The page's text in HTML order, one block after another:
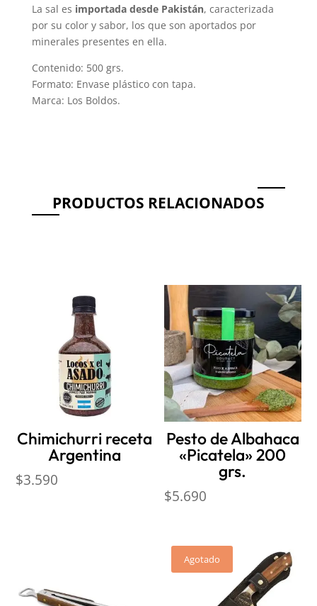
La sal es importada desde Pakistán, caracterizada
por su color y sabor, los que son aportados por
minerales presentes en ella.
Contenido: 500 grs.
Formato: Envase plástico con tapa.
Marca: Los Boldos.
PRODUCTOS RELACIONADOS
Chimichurri receta
Argentina
$3.590
Pesto de Albahaca
«Picatela» 200
grs.
$5.690
Agotado